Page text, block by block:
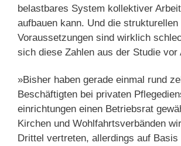
belastbares System kollektiver
aufbauen kann. Und die strukturellen
Voraussetzungen sind wirklich
sich diese Zahlen aus der Studie vor
»Bisher haben gerade einmal rund
Beschäftigten bei privaten
einrichtungen einen Betriebsrat
Kirchen und Wohlfahrtsverbänden
Drittel vertreten, allerdings auf